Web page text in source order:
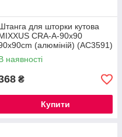
для шторки кутова
CRA-A-90x90
(алюміній) (AC3591)
наявності
₴
Купити